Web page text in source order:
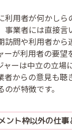
利用者が何かしら
業者には直接言
訪問や利用者から
ーが利用者の要望
ャーは中立の立場
者からの意見も聴
が特徴です。
ント枠以外の仕事